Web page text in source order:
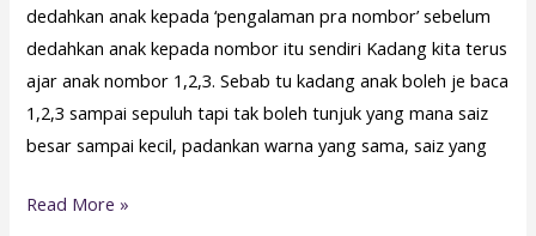
dedahkan anak kepada ‘pengalaman pra nombor’ sebelum
dedahkan anak kepada nombor itu sendiri Kadang kita terus
ajar anak nombor 1,2,3. Sebab tu kadang anak boleh je baca
1,2,3 sampai sepuluh tapi tak boleh tunjuk yang mana saiz
besar sampai kecil, padankan warna yang sama, saiz yang
Read More »